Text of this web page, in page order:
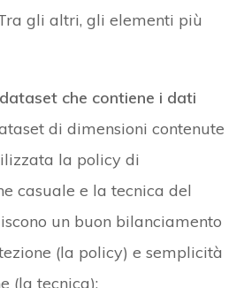
gli altri, gli elementi più
che contiene i dati
di dimensioni contenute
la policy di
casuale e la tecnica del
un buon bilanciamento
(la policy) e semplicità
(la tecnica);